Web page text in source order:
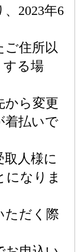
2023年6
ご住所以
する場
から変更
着払いで
人様に
になりま
ただく際